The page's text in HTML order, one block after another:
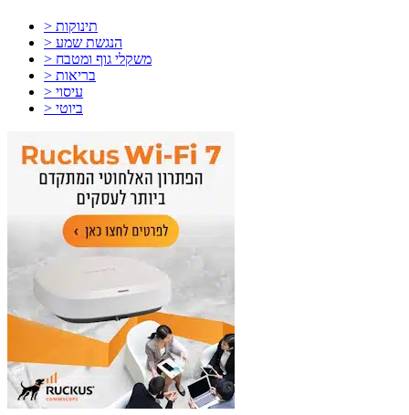
> תינוקות
> הנגשת שמע
> משקלי גוף ומטבח
> בריאות
> עיסוי
> ביוטי